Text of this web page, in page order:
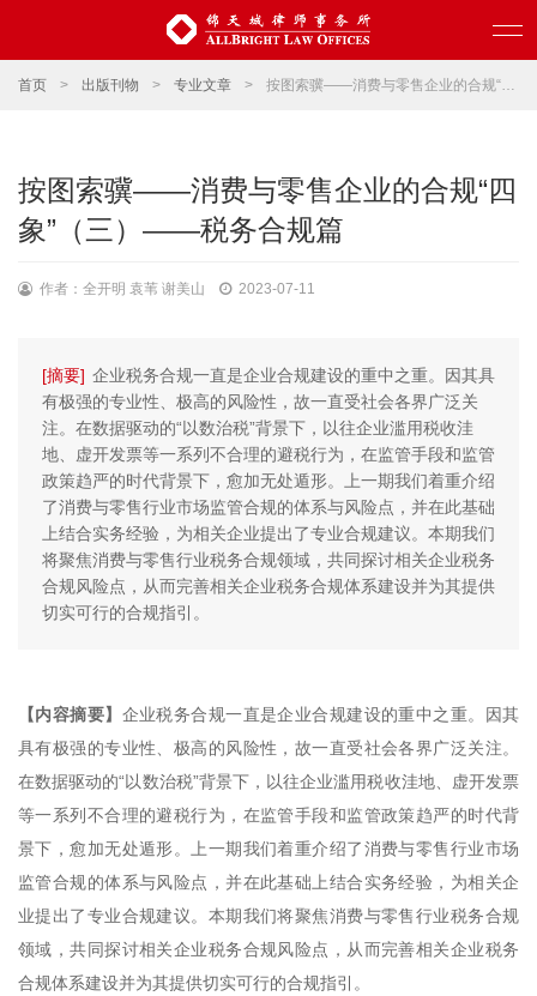
首页 > 出版刊物 > 专业文章 > 按图索骥——消费与零售企业的合规“四象”（三）——税务合规篇
按图索骥——消费与零售企业的合规“四
象”（三）——税务合规篇
作者：全开明 袁苇 谢美山 2023-07-11
[摘要] 企业税务合规一直是企业合规建设的重中之重。因其具
有极强的专业性、极高的风险性，故一直受社会各界广泛关
注。在数据驱动的“以数治税”背景下，以往企业滥用税收洼
地、虚开发票等一系列不合理的避税行为，在监管手段和监管
政策趋严的时代背景下，愈加无处遁形。上一期我们着重介绍
了消费与零售行业市场监管合规的体系与风险点，并在此基础
上结合实务经验，为相关企业提出了专业合规建议。本期我们
将聚焦消费与零售行业税务合规领域，共同探讨相关企业税务
合规风险点，从而完善相关企业税务合规体系建设并为其提供
切实可行的合规指引。
【内容摘要】 企业税务合规一直是企业合规建设的重中之重。因其
具有极强的专业性、极高的风险性，故一直受社会各界广泛关注。
在数据驱动的“以数治税”背景下，以往企业滥用税收洼地、虚开发票
等一系列不合理的避税行为，在监管手段和监管政策趋严的时代背
景下，愈加无处遁形。上一期我们着重介绍了消费与零售行业市场
监管合规的体系与风险点，并在此基础上结合实务经验，为相关企
业提出了专业合规建议。本期我们将聚焦消费与零售行业税务合规
领域，共同探讨相关企业税务合规风险点，从而完善相关企业税务
合规体系建设并为其提供切实可行的合规指引。